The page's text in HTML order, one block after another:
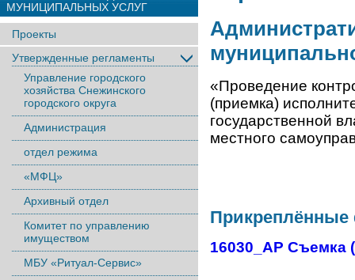
МУНИЦИПАЛЬНЫХ УСЛУГ
Проекты
Утвержденные регламенты
Управление городского
хозяйства Снежинского
городского округа
Администрация
отдел режима
«МФЦ»
Архивный отдел
Комитет по управлению
имуществом
МБУ «Ритуал-Сервис»
«Проведение
(приемка)
государственной
местного
16030_АР Съемка